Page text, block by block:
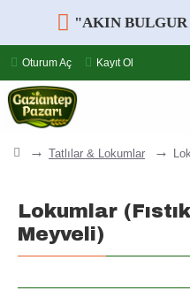
"AKIN BULGUR
Oturum Aç Kayıt Ol
Tatlılar & Lokumlar
Lokumlar
Meyveli)